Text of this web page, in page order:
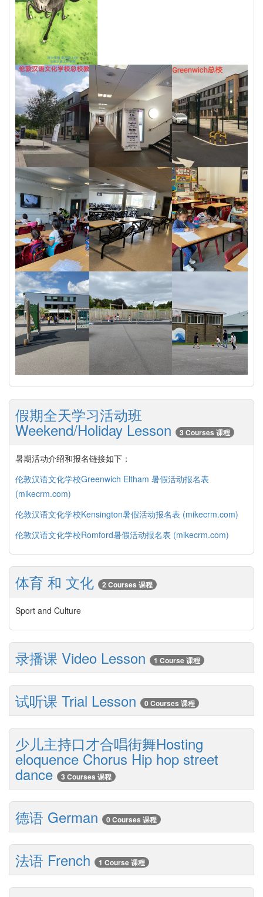
假期全天学习活动班
Weekend/Holiday Lesson 3 Courses 课程
暑期活动介绍和报名链接如下：
伦敦汉语文化学校Greenwich Eltham 暑假活动报名表
(mikecrm.com)
伦敦汉语文化学校Kensington暑假活动报名表 (mikecrm.com)
伦敦汉语文化学校Romford暑假活动报名表 (mikecrm.com)
体育 和 文化 2 Courses 课程
Sport and Culture
录播课 Video Lesson 1 Course 课程
试听课 Trial Lesson 0 Courses 课程
少儿主持口才合唱街舞Hosting
eloquence Chorus Hip hop street
dance 3 Courses 课程
德语 German 0 Courses 课程
法语 French 1 Course 课程